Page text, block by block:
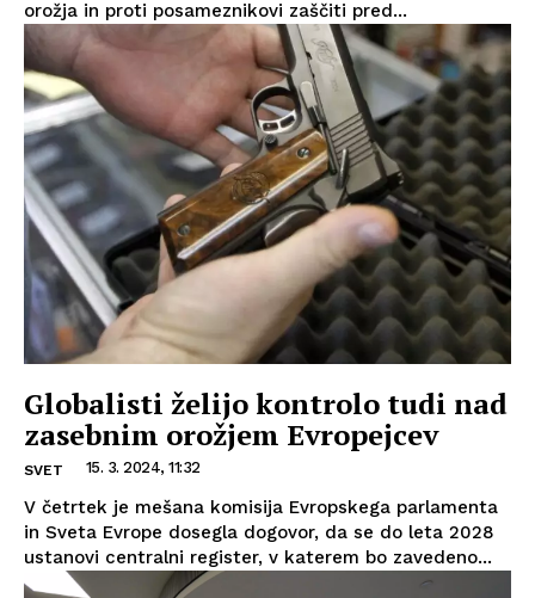
orožja in proti posameznikovi zaščiti pred...
Globalisti želijo kontrolo tudi nad
zasebnim orožjem Evropejcev
SVET 15. 3. 2024, 11:32
V četrtek je mešana komisija Evropskega parlamenta
in Sveta Evrope dosegla dogovor, da se do leta 2028
ustanovi centralni register, v katerem bo zavedeno...